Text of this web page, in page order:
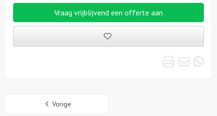
Vraag vrijblijvend een offerte aan
uitjes
Print
Vorige